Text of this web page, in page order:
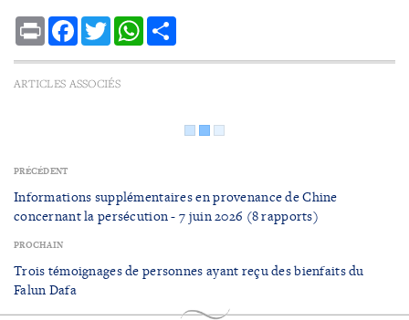
Print Facebook
TwitterWhatsApp
ARTICLES ASSOCIÉS
PRÉCÉDENT
Informations supplémentaires en provenance de Chine
concernant la persécution - 7 juin 2026 (8 rapports)
PROCHAIN
Trois témoignages de personnes ayant reçu des bienfaits du
Falun Dafa